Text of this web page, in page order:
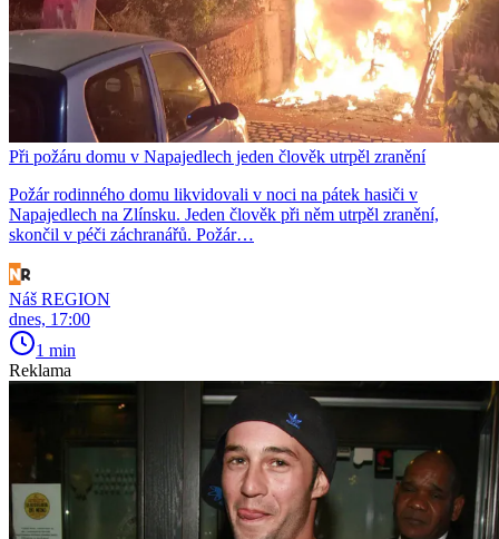
Při požáru domu v Napajedlech jeden člověk utrpěl zranění
Požár rodinného domu likvidovali v noci na pátek hasiči v
Napajedlech na Zlínsku. Jeden člověk při něm utrpěl zranění,
skončil v péči záchranářů. Požár…
Náš REGION
dnes, 17:00
1 min
Reklama